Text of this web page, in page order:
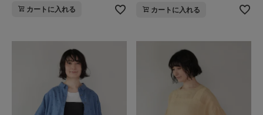
カートに入れる カートに入れる